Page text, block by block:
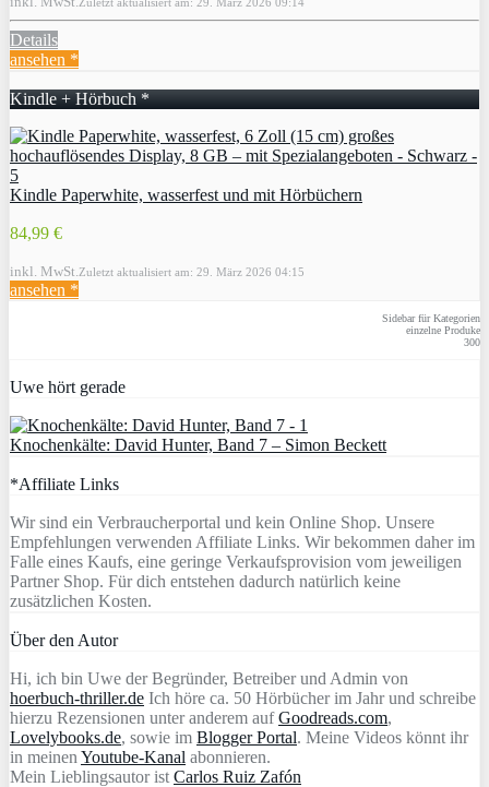
Details
ansehen *
Kindle + Hörbuch *
Kindle Paperwhite, wasserfest und mit Hörbüchern
84,99 €
inkl. MwSt. Zuletzt aktualisiert am: 29. März 2026 04:15
ansehen *
Sidebar für Kategorien
einzelne Produke
300
Uwe hört gerade
Knochenkälte: David Hunter, Band 7 – Simon Beckett
*Affiliate Links
Wir sind ein Verbraucherportal und kein Online Shop. Unsere
Empfehlungen verwenden Affiliate Links. Wir bekommen daher im
Falle eines Kaufs, eine geringe Verkaufsprovision vom jeweiligen
Partner Shop. Für dich entstehen dadurch natürlich keine
zusätzlichen Kosten.
Über den Autor
Hi, ich bin Uwe der Begründer, Betreiber und Admin von
hoerbuch-thriller.de Ich höre ca. 50 Hörbücher im Jahr und schreibe
hierzu Rezensionen unter anderem aufGoodreads.com,
Lovelybooks.de, sowie im Blogger Portal. Meine Videos könnt ihr
in meinen Youtube-Kanal abonnieren.
Mein Lieblingsautor ist Carlos Ruiz Zafón